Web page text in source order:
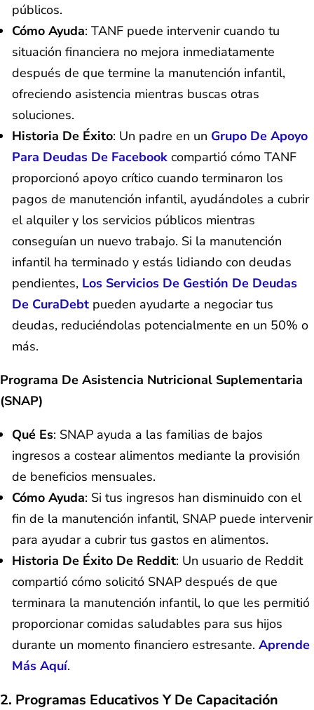
públicos.
Cómo Ayuda: TANF puede intervenir cuando tu
situación financiera no mejora inmediatamente
después de que termine la manutención infantil,
ofreciendo asistencia mientras buscas otras
soluciones.
Historia De Éxito: Un padre en un Grupo De Apoyo
Para Deudas De Facebook compartió cómo TANF
proporcionó apoyo crítico cuando terminaron los
pagos de manutención infantil, ayudándoles a cubrir
el alquiler y los servicios públicos mientras
conseguían un nuevo trabajo. Si la manutención
infantil ha terminado y estás lidiando con deudas
pendientes, Los Servicios De Gestión De Deudas
De CuraDebt pueden ayudarte a negociar tus
deudas, reduciéndolas potencialmente en un 50% o
más.
Programa De Asistencia Nutricional Suplementaria
(SNAP)
Qué Es: SNAP ayuda a las familias de bajos
ingresos a costear alimentos mediante la provisión
de beneficios mensuales.
Cómo Ayuda: Si tus ingresos han disminuido con el
fin de la manutención infantil, SNAP puede intervenir
para ayudar a cubrir tus gastos en alimentos.
Historia De Éxito De Reddit: Un usuario de Reddit
compartió cómo solicitó SNAP después de que
terminara la manutención infantil, lo que les permitió
proporcionar comidas saludables para sus hijos
durante un momento financiero estresante. Aprende
Más Aquí.
2. Programas Educativos Y De Capacitación